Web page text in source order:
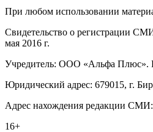
При любом использовании
Свидетельство о регистрации
мая 2016 г.
Учредитель: ООО «Альфа Плюс».
Юридический адрес: 679015, г.
Адрес нахождения редакции СМИ:
16+